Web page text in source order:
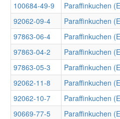
100684-49-9
Paraffinkuchen
92062-09-4
Paraffinkuchen
97863-06-4
Paraffinkuchen
97863-04-2
Paraffinkuchen
97863-05-3
Paraffinkuchen
92062-11-8
Paraffinkuchen
92062-10-7
Paraffinkuchen
90669-77-5
Paraffinkuchen